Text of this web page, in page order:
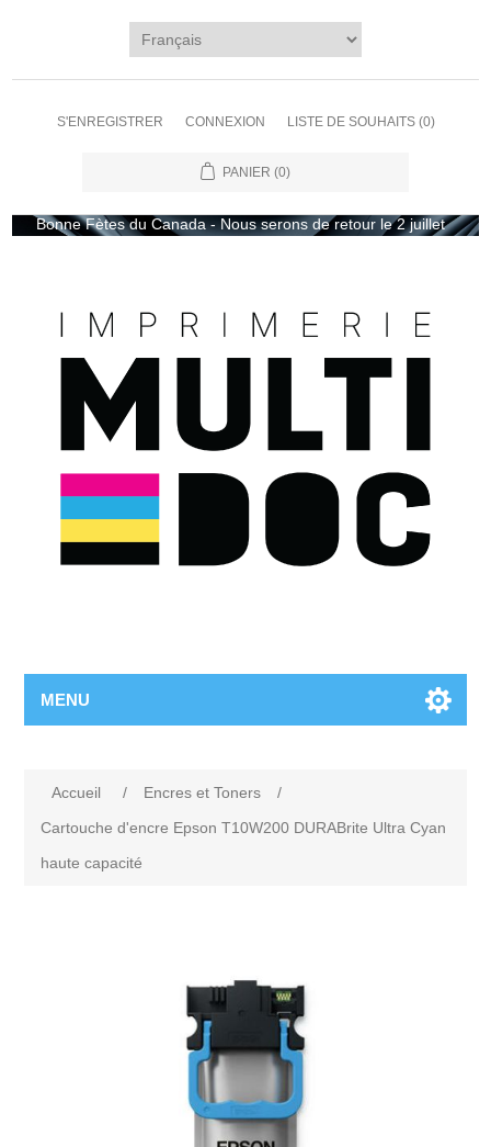
S'ENREGISTRER CONNEXION LISTE DE SOUHAITS (0)
PANIER (0)
Fètes du Canada - Nous serons de retour le 2 juillet
MENU
Accueil / Encres et Toners
/
Cartouche d'encre Epson T10W200 DURABrite Ultra Cyan
haute capacité